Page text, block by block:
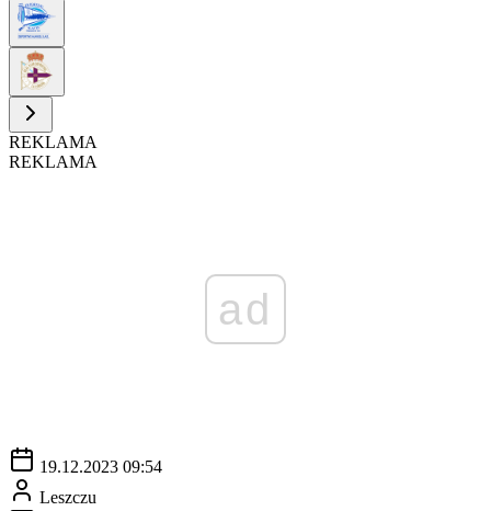
REKLAMA
REKLAMA
ad
19.12.2023 09:54
Leszczu